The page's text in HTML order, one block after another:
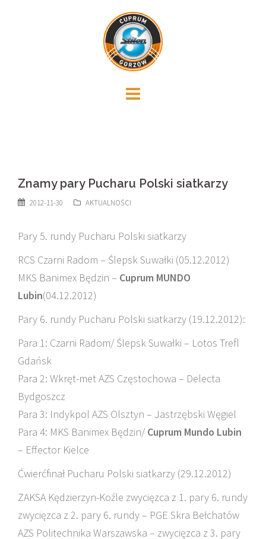
Znamy pary Pucharu Polski siatkarzy
2012-11-30 AKTUALNOŚCI
Pary 5. rundy Pucharu Polski siatkarzy
RCS Czarni Radom – Ślepsk Suwałki (05.12.2012)
MKS Banimex Będzin – Cuprum MUNDO
Lubin(04.12.2012)
Pary 6. rundy Pucharu Polski siatkarzy (19.12.2012):
Para 1: Czarni Radom/ Ślepsk Suwałki – Lotos Trefl
Gdańsk
Para 2: Wkręt-met AZS Częstochowa – Delecta
Bydgoszcz
Para 3: Indykpol AZS Olsztyn – Jastrzębski Węgiel
Para 4: MKS Banimex Będzin/ Cuprum Mundo Lubin
– Effector Kielce
Ćwierćfinał Pucharu Polski siatkarzy (29.12.2012)
ZAKSA Kędzierzyn-Koźle zwycięzca z 1. pary 6. rundy
zwycięzca z 2. pary 6. rundy – PGE Skra Bełchatów
AZS Politechnika Warszawska – zwycięzca z 3. pary